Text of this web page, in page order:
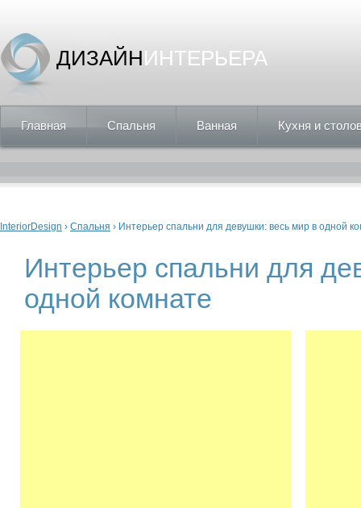
ДИЗАЙНИНТЕРЬЕРА
Главная Спальня Ванная Кухня и
Вы здесь
InteriorDesign › Спальня › Интерьер спальни для девушки: весь мир в одной
Интерьер спальни для
одной комнате